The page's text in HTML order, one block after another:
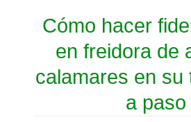
Cómo hacer
en freidora de
calamares en su
a paso